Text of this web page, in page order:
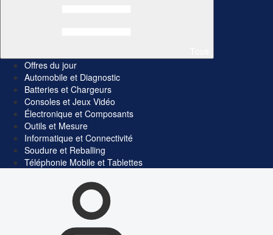
Offres du jour
Automobile et Diagnostic
Batteries et Chargeurs
Consoles et Jeux Vidéo
Électronique et Composants
Outils et Mesure
Informatique et Connectivité
Soudure et Reballing
Téléphonie Mobile et Tablettes